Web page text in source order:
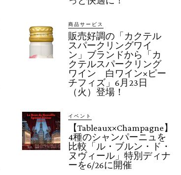
商品サービス
販売好調の「カクテル
スパークリングワイ
ン」ブランドから「カ
クテルスパークリング
ワイン 白ワイン×ピー
チフィズ」6月23日
（火）登場！
イベント
【Tableaux×Champagne】
4種のシャンパーニュを
比較「ル・ブルン・ド・
ヌヴィール」特別ディナ
ーを6/26に開催